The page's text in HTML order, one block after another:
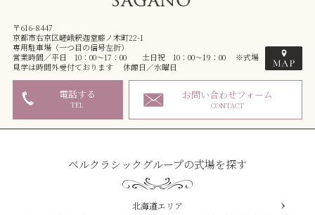
〒616-8447
京都市右京区嵯峨釈迦堂藤ノ木町22-1
専用駐車場（一つ目の信号左折）
営業時間／平日 10：00～17：00 土日祝 10：00～19：00 ※式場
見学は時間外受付ております 休館日／水曜日
電話する
TEL
お問い合わせフォーム
CONTACT
ベルクラシックグループの式場を探す
北海道エリア